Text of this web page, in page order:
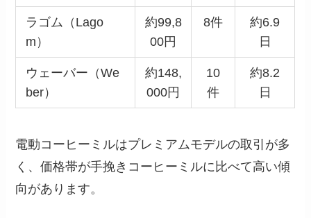
ラゴム（Lago
m）
約99,8
00円
8件
約6.9
日
ウェーバー（We
ber）
約148,
000円
10
件
約8.2
日
電動コーヒーミルはプレミアムモデルの取引が多
く、価格帯が手挽きコーヒーミルに比べて高い傾
向があります。